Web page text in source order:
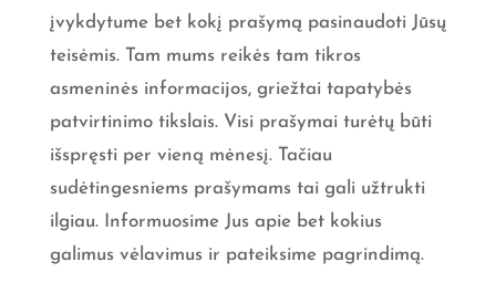
įvykdytume bet kokį prašymą pasinaudoti Jūsų
teisėmis. Tam mums reikės tam tikros
asmeninės informacijos, griežtai tapatybės
patvirtinimo tikslais. Visi prašymai turėtų būti
išspręsti per vieną mėnesį. Tačiau
sudėtingesniems prašymams tai gali užtrukti
ilgiau. Informuosime Jus apie bet kokius
galimus vėlavimus ir pateiksime pagrindimą.